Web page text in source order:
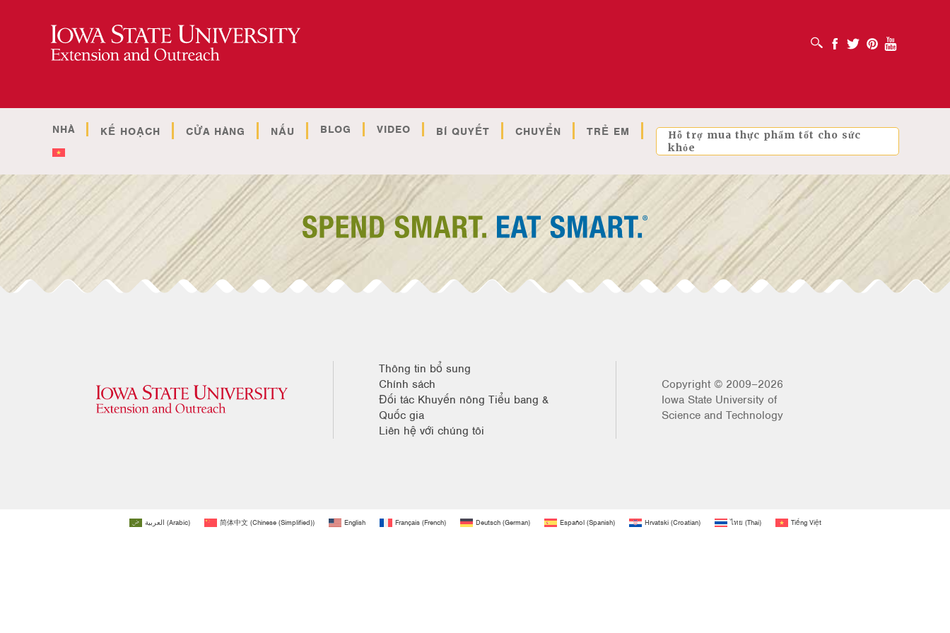
MỞ HỘP TÌM KIẾM Facebook
Twitter PinterestYoutube
NHÀ KẾ HOẠCH CỬA HÀNG NẤU BLOG VIDEO BÍ QUYẾT CHUYỂN TRẺ EM
Hỗ trợ mua thực phẩm tốt cho sức
khỏe
Thông tin bổ sung
Chính sách
Đối tác Khuyến nông Tiểu bang &
Quốc gia
Liên hệ với chúng tôi
Copyright © 2009–2026
Iowa State University of
Science and Technology
العربية (Arabic) 简体中文(Chinese (Simplified)) English Français(French) Deutsch(German) Español(Spanish) Hrvatski(Croatian) ไทย (Thai) Tiếng Việt